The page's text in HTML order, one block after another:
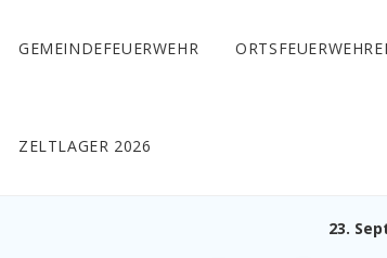
GEMEINDEFEUERWEHR
ZELTLAGER 2026
23.